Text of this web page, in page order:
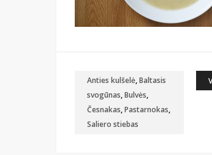
Anties kulšelė,Baltasis
svogūnas,Bulvės,
Česnakas,Pastarnokas,
Saliero stiebas